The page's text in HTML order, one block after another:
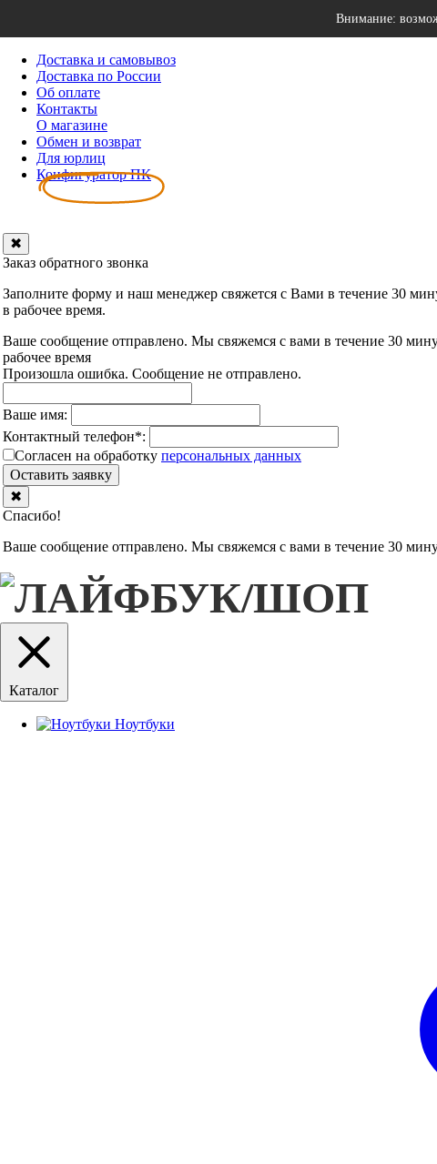
Внимание:
Доставка и самовывоз
Доставка по России
Об оплате
Контакты
О магазине
Обмен и возврат
Для юрлиц
Конфигуратор ПК
✖
Заказ обратного звонка
Заполните форму и наш менеджер свяжется с Вами в течение 30
в рабочее время.
Ваше сообщение отправлено. Мы свяжемся с вами в течение 30
рабочее время
Произошла ошибка. Сообщение не отправлено.
Ваше имя:
Контактный телефон*:
Согласен на обработку персональныx данных
Оставить заявку
✖
Спасибо!
Ваше сообщение отправлено. Мы свяжемся с вами в течение 30
Каталог
Ноутбуки